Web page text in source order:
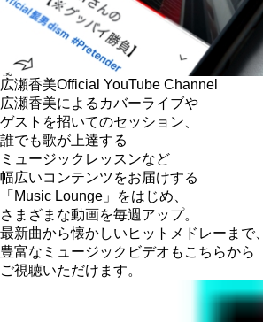
広瀬香美Official YouTube Channel
広瀬香美によるカバーライブや
ゲストを招いてのセッション、
誰でも歌が上達する
ミュージックレッスンなど
幅広いコンテンツをお届けする
「Music Lounge」をはじめ、
さまざまな動画を毎週アップ。
最新曲から懐かしいヒットメドレーまで、
豊富なミュージックビデオもこちらから
ご視聴いただけます。